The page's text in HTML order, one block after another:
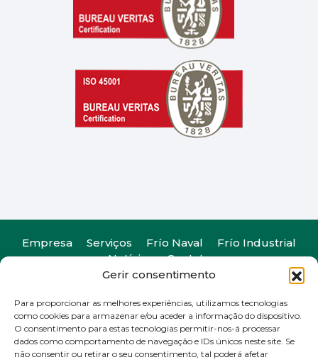
Gerir consentimento
Para proporcionar as melhores experiências, utilizamos tecnologias
como cookies para armazenar e/ou aceder a informação do dispositivo.
O consentimento para estas tecnologias permitir-nos-á processar
dados como comportamento de navegação e IDs únicos neste site. Se
não consentir ou retirar o seu consentimento, tal poderá afetar
Empresa Serviços Frío Naval
Frío Industrial
Notícias
Contato
Camiño do Romeu 25, 36330. Vigo, Pontevedra
T+34 986 29 45 38| F +34 986 20 88 05